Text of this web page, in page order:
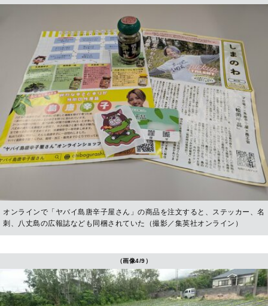
オンラインで「ヤバイ島唐辛子屋さん」の商品を注文すると、ステッカー、名
刺、八丈島の広報誌なども同梱されていた（撮影／集英社オンライン）
（画像4/9）